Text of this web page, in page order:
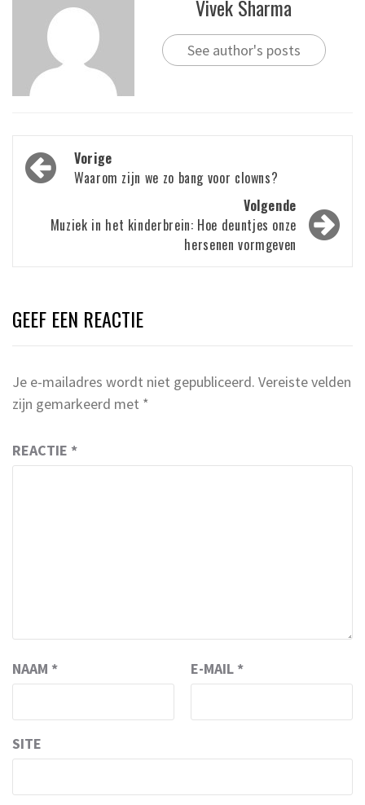
Vivek Sharma
See author's posts
Bericht
navigatie
Vorige
Waarom zijn we zo bang voor clowns?
Volgende
Muziek in het kinderbrein: Hoe deuntjes onze
hersenen vormgeven
GEEF EEN REACTIE
Je e-mailadres wordt niet gepubliceerd. Vereiste velden
zijn gemarkeerd met *
REACTIE *
NAAM * E-MAIL *
SITE